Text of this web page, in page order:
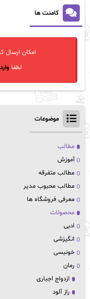
کامنت ها
امکان ارسال
لطفا
موضوعات
مطالب
آموزش
مطالب متفرقه
مطالب محبوب مدیر
معرفی فروشگاه ها
محصولات
ادبی
انگیزشی
خونبسی
رمان
ازدواج اجباری
راز آلود